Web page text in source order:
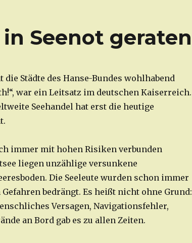
Seenot geraten
Städte des Hanse-Bundes wohlhabend
war ein Leitsatz im deutschen Kaiserreich.
Seehandel hat erst die heutige
immer mit hohen Risiken verbunden
liegen unzählige versunkene
Die Seeleute wurden schon immer
bedrängt. Es heißt nicht ohne Grund:
Versagen, Navigationsfehler,
an Bord gab es zu allen Zeiten.